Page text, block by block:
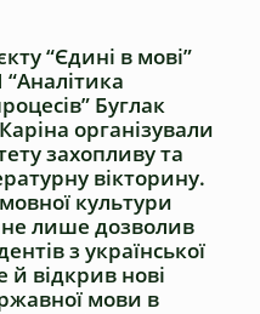
“Єдині в мові”
Буглак
організували
захопливу та
вікторину.
культури
не лише дозволив
з української
й відкрив нові
мови в